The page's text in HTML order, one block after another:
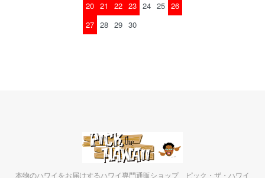
20 21 22 23 24 25 26
27 28 29 30
本物のハワイをお届けするハワイ専門通販ショップ ピック・ザ・ハワイ